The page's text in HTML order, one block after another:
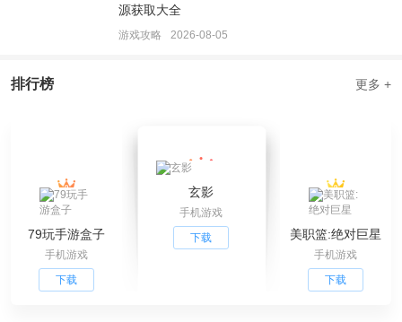
源获取大全
游戏攻略 2026-08-05
排行榜 更多 +
79玩手游盒子
手机游戏
下载
玄影
手机游戏
下载
美职篮:绝对巨星
手机游戏
下载